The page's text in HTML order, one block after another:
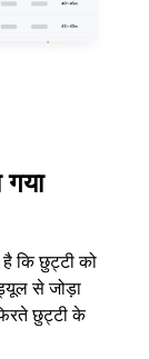
कि छुट्टी को
से जोड़ा
छुट्टी के